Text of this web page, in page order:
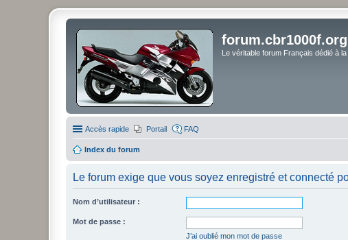
forum.cbr1000f.org
Le véritable forum Français dédié à
Accès rapide Portail FAQ
Index du forum
Le forum exige que vous soyez enregistré et connecté
Nom d’utilisateur :
Mot de passe :
J’ai oublié mon mot de passe